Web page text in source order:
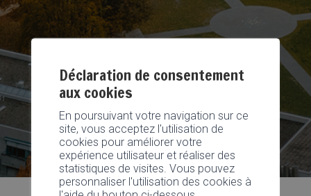
Déclaration de consentement
aux cookies
En poursuivant votre navigation sur ce
site, vous acceptez l'utilisation de
cookies pour améliorer votre
expérience utilisateur et réaliser des
statistiques de visites. Vous pouvez
personnaliser l'utilisation des cookies à